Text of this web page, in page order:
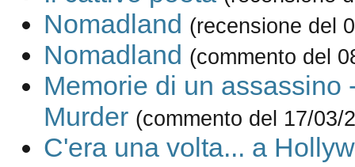
Nomadland (recensione del
Nomadland (commento del
Memorie di un assassino
Murder (commento del 17/03/
C'era una volta... a